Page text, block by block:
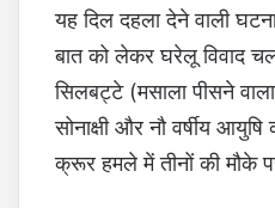
यह दिल दहला देने वाली
बात को लेकर घरेलू विवाद
सिलबट्टे (मसाला पीसने
सोनाक्षी और नौ वर्षीय
क्रूर हमले में तीनों की मौके